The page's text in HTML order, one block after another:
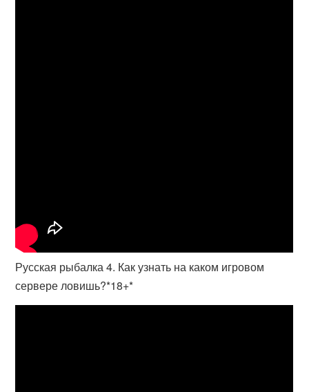
Русская рыбалка 4. Как узнать на каком игровом
сервере ловишь?*18+*